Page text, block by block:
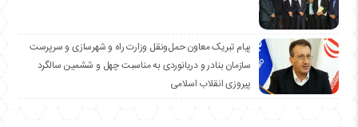
️پیام تبریک معاون حمل‌ونقل وزارت راه و شهرسازی و سرپرست
سازمان بنادر و دریانوردی به مناسبت چهل و ششمین سالگرد
پیروزی انقلاب اسلامی